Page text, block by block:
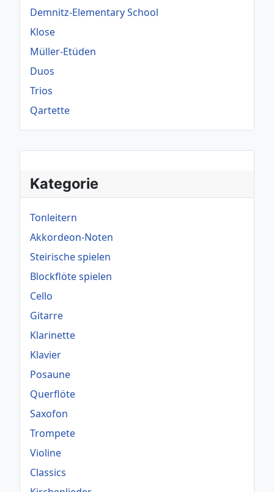
Kategorie
Tonleitern
Akkordeon-Noten
Steirische spielen
Blockflöte spielen
Cello
Gitarre
Klarinette
Klavier
Posaune
Querflöte
Saxofon
Trompete
Violine
Classics
Demnitz-Elementary School
Klose
Müller-Etüden
Duos
Trios
Qartette